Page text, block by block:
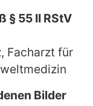
§ 55 II RStV
Facharzt für
Bilder